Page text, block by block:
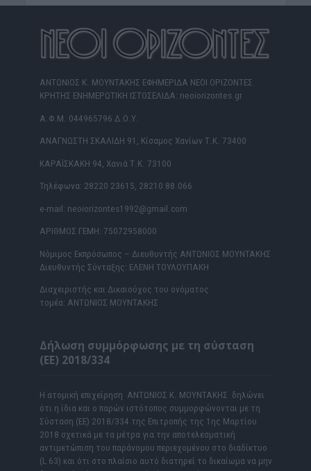
ΑΝΤΩΝΙΟΣ Κ. ΜΟΥΝΤΑΚΗΣ ΕΦΗΜΕΡΙΔΑ ΝΕΟΙ ΟΡΙΖΟΝΤΕΣ
ΚΡΗΤΗΣ ΕΝΗΜΕΡΩΤΙΚΗ ΙΣΤΟΣΕΛΙΔΑ: neoiorizontes.gr
Α.Φ.Μ. 044965796 Δ.Ο.Υ.
ΑΝΑΓΝΩΣΤΗ ΣΚΑΛΙΔΗ 91, Κίσαμος Χανίων Τ.Κ. 73400
ΚΑΡΑΪΣΚΑΚΗ 94, Χανιά Τ.Κ. 73100
Τηλέφωνα: 28220 23615, 28210 88.066
e-mail: neoiorizontes1992@gmail.com
ΑΡΙΘΜΟΣ ΓΕΜΗ: 75072958000
Νόμιμος Εκπρόσωπος – Διευθυντής ΑΝΤΩΝΙΟΣ ΜΟΥΝΤΑΚΗΣ
Διευθυντής Σύνταξης: ΕΛΕΝΗ ΤΟΥΛΟΥΠΑΚΗ
Διαχειριστής και Δικαιούχος του ονόματος
τομέα: ΑΝΤΩΝΙΟΣ ΜΟΥΝΤΑΚΗΣ
Δήλωση συμμόρφωσης με τη σύσταση
(ΕΕ) 2018/334
Η ατομική επιχείρηση ΑΝΤΩΝΙΟΣ Κ. ΜΟΥΝΤΑΚΗΣ δηλώνει
ότι η ίδια και ο παρών ιστότοπος συμμορφώνονται με τη
Σύσταση (ΕΕ) 2018/334 της Επιτροπής της 1ης Μαρτίου
2018 σχετικά με τα μέτρα για την αποτελεσματική
αντιμετώπιση του παράνομου περιεχομένου στο διαδίκτυο
(L 63) και ότι στο πλαίσιο αυτό διατηρεί το δικαίωμα να μην